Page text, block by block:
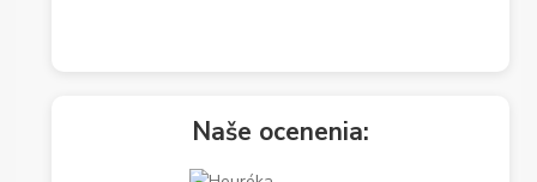
Naše ocenenia: